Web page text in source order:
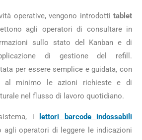
operative, vengono introdotti tablet
agli operatori di consultare in
sullo stato del Kanban e di
di gestione del refill.
per essere semplice e guidata, con
al minimo le azioni richieste e di
nel flusso di lavoro quotidiano.
i
lettori barcode indossabili
agli operatori di leggere le indicazioni